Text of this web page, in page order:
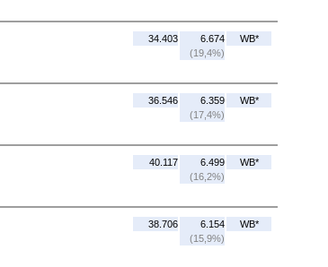
34.403
6.674
(19,4%)
WB*
36.546
6.359
(17,4%)
WB*
40.117
6.499
(16,2%)
WB*
38.706
6.154
(15,9%)
WB*